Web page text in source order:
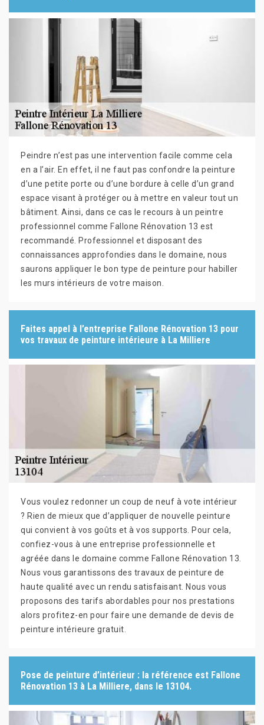
Peindre n’est pas une intervention facile comme cela
en a l’air. En effet, il ne faut pas confondre la peinture
d’une petite porte ou d’une bordure à celle d’un grand
espace visant à protéger ou à mettre en valeur tout un
bâtiment. Ainsi, dans ce cas le recours à un peintre
professionnel comme Fallone Rénovation 13 est
recommandé. Professionnel et disposant des
connaissances approfondies dans le domaine, nous
saurons appliquer le bon type de peinture pour habiller
les murs intérieurs de votre maison.
Faites appel à l’entreprise Fallone Rénovation 13 pour
vos travaux de peinture intérieure à La Milliere
Vous voulez redonner un coup de neuf à vote intérieur
? Rien de mieux que d’appliquer de nouvelle peinture
qui convient à vos goûts et à vos supports. Pour cela,
confiez-vous à une entreprise professionnelle et
agréée dans le domaine comme Fallone Rénovation 13.
Nous vous garantissons des travaux de peinture de
haute qualité avec un rendu satisfaisant. Nous vous
proposons des tarifs abordables pour nos prestations
alors profitez-en pour faire une demande de devis de
peinture intérieure gratuit.
Pose de peinture d’intérieur : la référence est Fallone
Rénovation 13 à La Milliere, dans le 13104.